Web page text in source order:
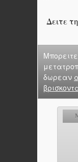
Δειτε
δωρεαν